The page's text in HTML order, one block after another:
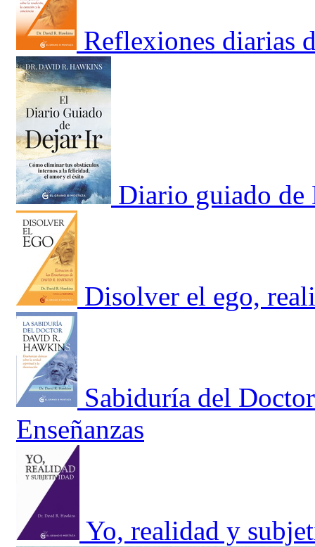
Reflexiones diarias
Diario guiado
Disolver el ego,
Sabiduría del
Enseñanzas
Yo, realidad y